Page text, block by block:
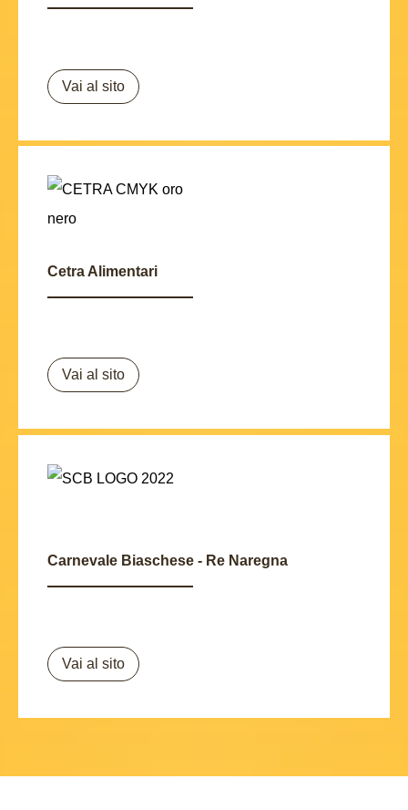
Vai al sito
Cetra Alimentari
Vai al sito
Carnevale Biaschese - Re Naregna
Vai al sito